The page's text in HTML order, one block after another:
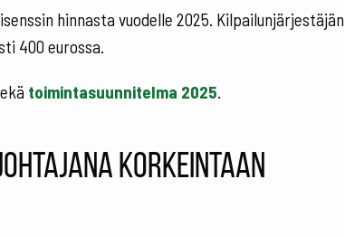
hinnasta vuodelle 2025. Kilpailunjärjestäjän
400 eurossa.
toimintasuunnitelma 2025
korkeintaan